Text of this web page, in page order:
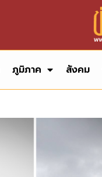
ภูมิภาค สังคม